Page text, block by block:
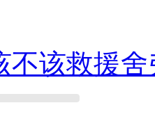
不该救援舍